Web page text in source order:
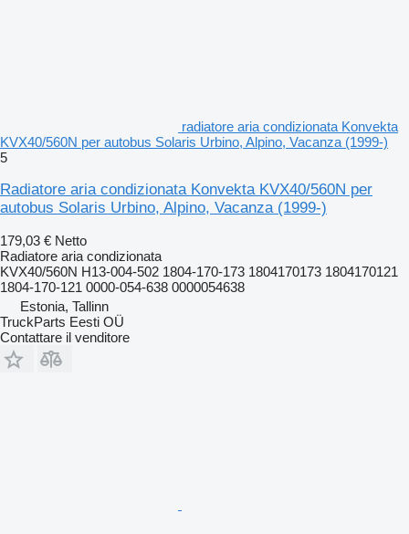
radiatore aria condizionata Konvekta
KVX40/560N per autobus Solaris Urbino, Alpino, Vacanza (1999-)
5
Radiatore aria condizionata Konvekta KVX40/560N per
autobus Solaris Urbino, Alpino, Vacanza (1999-)
179,03 € Netto
Radiatore aria condizionata
KVX40/560N H13-004-502 1804-170-173 1804170173 1804170121
1804-170-121 0000-054-638 0000054638
Estonia, Tallinn
TruckParts Eesti OÜ
Contattare il venditore